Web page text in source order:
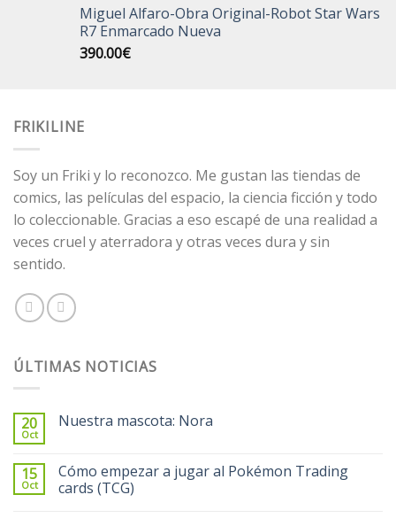
original
era:
99.00€.
actual
es:
Miguel Alfaro-Obra Original-Robot Star Wars
R7 Enmarcado Nueva
390.00€
FRIKILINE
Soy un Friki y lo reconozco. Me gustan las tiendas de
comics, las películas del espacio, la ciencia ficción y todo
lo coleccionable. Gracias a eso escapé de una realidad a
veces cruel y aterradora y otras veces dura y sin
sentido.
ÚLTIMAS NOTICIAS
20
Oct
Nuestra mascota: Nora
15
Oct
Cómo empezar a jugar al Pokémon Trading
cards (TCG)